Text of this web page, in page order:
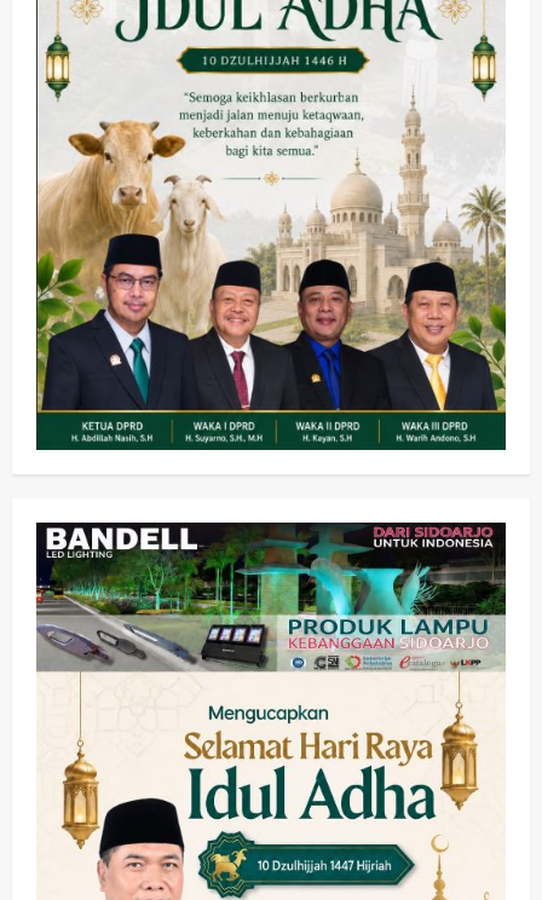
2
Kesehatan Pembangunan
Pemerintahan
PANAS! Kalah Tender Proyek RSUD
Sibar Rp 9,9 M, Beranikah CV Tiga
Anugerah Utama Pertaruhkan
Jaminan Rp 100 Juta?
3
Adu Taktik di Atas Rumput Sintetis:
PWI dan Sapma PP Sidoarjo
Memanaskan Mesin Menuju Piala
Soccer
wartanusa 5 Agustus 2026
Ekonomi Hiburan Pemerintahan
HOT NEWS: Ribuan Warga Wage
Tumplek Blek di Bazar Rakyat Jalan
Jambu, Borong Kuliner UMKM Sambil
Nonton Jaranan!
wartanusa 4 Agustus 2026
Keagamaan Pemerintahan
Pemkab Sidoarjo & Muhammadiyah
Sinergi Permudah Perizinan, Wakaf,
hingga Hibah